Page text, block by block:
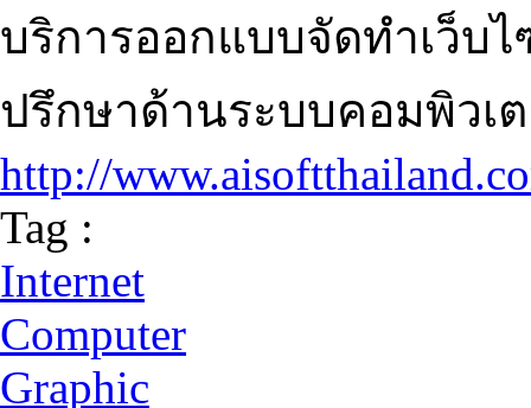
บริการออกแบบจัดทำเว็บ
ปรึกษาด้านระบบคอมพิวเ
http://
Tag :
Internet
Computer
Graphic